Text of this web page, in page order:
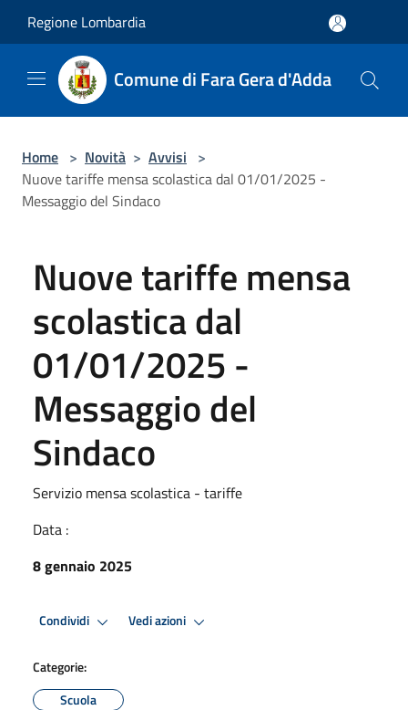
Regione Lombardia
Comune di Fara Gera d'Adda
Home > Novità > Avvisi >
Nuove tariffe mensa scolastica dal 01/01/2025 -
Messaggio del Sindaco
Nuove tariffe mensa
scolastica dal
01/01/2025 -
Messaggio del
Sindaco
Servizio mensa scolastica - tariffe
Data :
8 gennaio 2025
Condividi Vedi azioni
Categorie:
Scuola